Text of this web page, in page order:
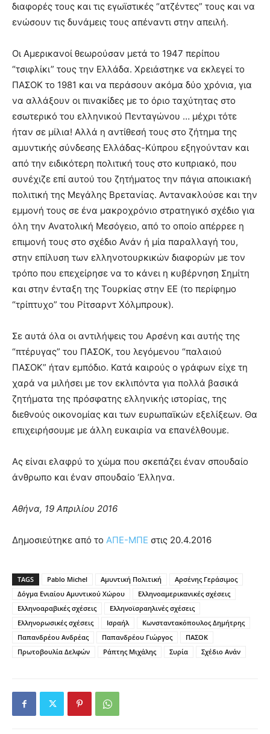
διαφορές τους και τις εγωϊστικές “ατζέντες” τους και να
ενώσουν τις δυνάμεις τους απέναντι στην απειλή.
Οι Αμερικανοί θεωρούσαν μετά το 1947 περίπου
“τσιφλίκι” τους την Ελλάδα. Χρειάστηκε να εκλεγεί το
ΠΑΣΟΚ το 1981 και να περάσουν ακόμα δύο χρόνια, για
να αλλάξουν οι πινακίδες με το όριο ταχύτητας στο
εσωτερικό του ελληνικού Πενταγώνου … μέχρι τότε
ήταν σε μίλια! Αλλά η αντίθεσή τους στο ζήτημα της
αμυντικής σύνδεσης Ελλάδας-Κύπρου εξηγούνταν και
από την ειδικότερη πολιτική τους στο κυπριακό, που
συνέχιζε επί αυτού του ζητήματος την πάγια αποικιακή
πολιτική της Μεγάλης Βρετανίας. Αντανακλούσε και την
εμμονή τους σε ένα μακροχρόνιο στρατηγικό σχέδιο για
όλη την Ανατολική Μεσόγειο, από το οποίο απέρρεε η
επιμονή τους στο σχέδιο Ανάν ή μία παραλλαγή του,
στην επίλυση των ελληνοτουρκικών διαφορών με τον
τρόπο που επεχείρησε να το κάνει η κυβέρνηση Σημίτη
και στην ένταξη της Τουρκίας στην ΕΕ (το περίφημο
“τρίπτυχο” του Ρίτσαρντ Χόλμπρουκ).
Σε αυτά όλα οι αντιλήψεις του Αρσένη και αυτής της
“πτέρυγας” του ΠΑΣΟΚ, του λεγόμενου “παλαιού
ΠΑΣΟΚ” ήταν εμπόδιο. Κατά καιρούς ο γράφων είχε τη
χαρά να μιλήσει με τον εκλιπόντα για πολλά βασικά
ζητήματα της πρόσφατης ελληνικής ιστορίας, της
διεθνούς οικονομίας και των ευρωπαϊκών εξελίξεων. Θα
επιχειρήσουμε με άλλη ευκαιρία να επανέλθουμε.
Ας είναι ελαφρύ το χώμα που σκεπάζει έναν σπουδαίο
άνθρωπο και έναν σπουδαίο ‘Ελληνα.
Αθήνα, 19 Απριλίου 2016
Δημοσιεύτηκε από το ΑΠΕ-ΜΠΕ στις 20.4.2016
TAGS Pablo Michel Αμυντική Πολιτική
Αρσένης Γεράσιμος
Δόγμα Ενιαίου Αμυντικού Χώρου
Ελληνοαμερικανικές σχέσεις
Ελληνοαραβικές σχέσεις
Ελληνοϊσραηλινές σχέσεις
Ελληνορωσικές σχέσεις
Ισραήλ
Κωνσταντακόπουλος Δημήτρης
Παπανδρέου Ανδρέας
Παπανδρέου Γιώργος
ΠΑΣΟΚ
Πρωτοβουλία Δελφών
Ράπτης Μιχάλης Συρία Σχέδιο Ανάν